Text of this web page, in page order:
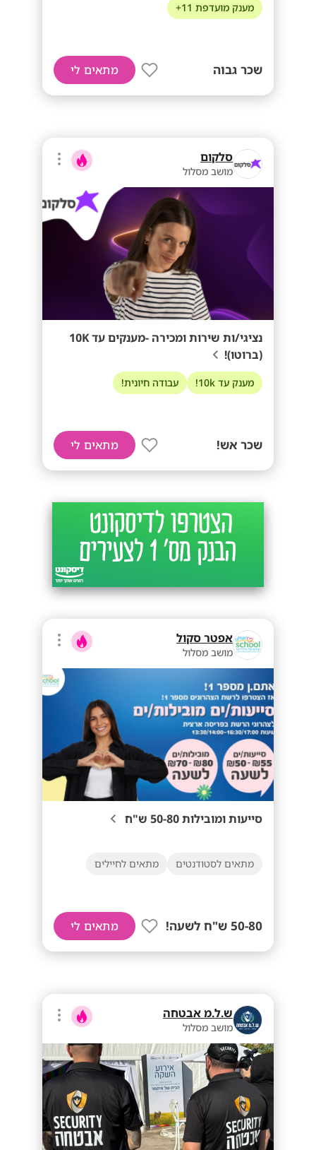
מענק מועדפת 11+
שכר גבוה מתאים לי
סלקום
מושב מסלול
נציגי/ות שירות ומכירה -מענקים עד 10K
(ברוטו)!
מענק עד 10k! עבודה חיונית!
שכר אש! מתאים לי
אפטר סקול
מושב מסלול
סייעות ומובילות 50-80 ש"ח
מתאים לסטודנטים מתאים לחיילים
50-80 ש"ח לשעה! מתאים לי
ש.ל.מ אבטחה
מושב מסלול